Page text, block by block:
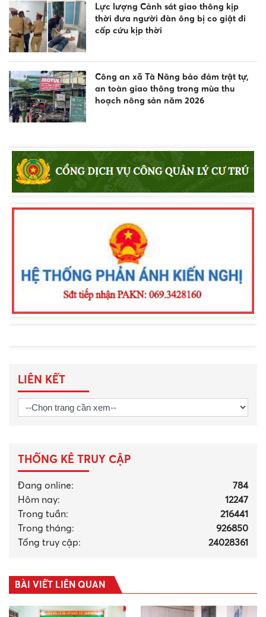
Lực lượng Cảnh sát giao thông kịp
thời đưa người đàn ông bị co giật đi
cấp cứu kịp thời
Công an xã Tà Năng bảo đảm trật tự,
an toàn giao thông trong mùa thu
hoạch nông sản năm 2026
game online và phòng chống tội phạm
thanh thiếu niên dịp hè 2026 tại xã Tân
Hội
LIÊN KẾT
THỐNG KÊ TRUY CẬP
Đang online:
784
Hôm nay:
12247
Trong tuần:
216441
Trong tháng:
926850
Tổng truy cập:
24028361
BÀI VIẾT LIÊN QUAN